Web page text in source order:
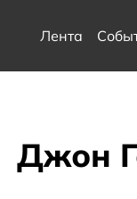
Лента
Джон